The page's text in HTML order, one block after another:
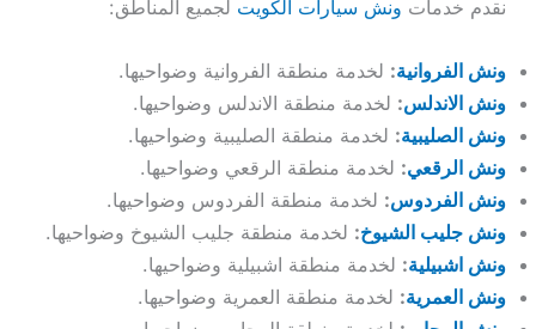
نقدم خدمات ونش سيارات الكويت لجميع المناطق:
ونش الفروانية: لخدمة منطقة الفروانية وضواحيها.
ونش الاندلس: لخدمة منطقة الاندلس وضواحيها.
ونش الصليبية: لخدمة منطقة الصليبية وضواحيها.
ونش الرقعي: لخدمة منطقة الرقعي وضواحيها.
ونش الفردوس: لخدمة منطقة الفردوس وضواحيها.
ونش جليب الشيوخ: لخدمة منطقة جليب الشيوخ وضواحيها.
ونش اشبيلية: لخدمة منطقة اشبيلية وضواحيها.
ونش العمرية: لخدمة منطقة العمرية وضواحيها.